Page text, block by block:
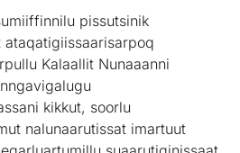
pissutsinik
Kalaallit Nunaaanni
kikkut, soorlu
nalunaarutissat imartuut